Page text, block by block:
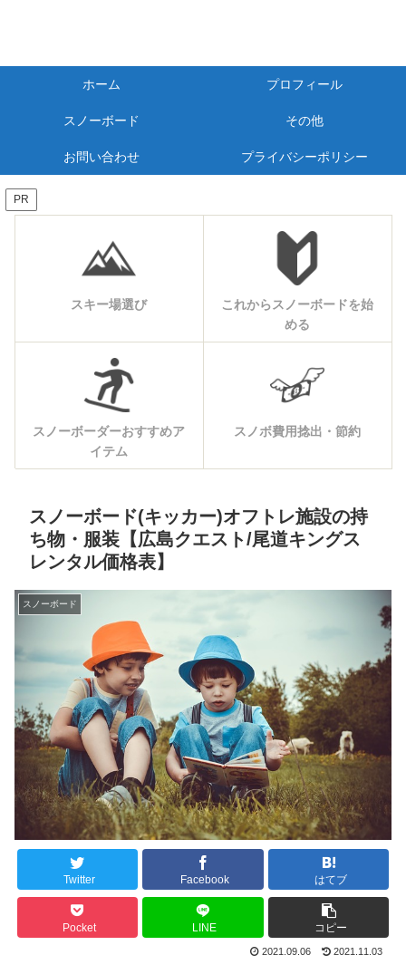
ホーム プロフィール
スノーボード その他
お問い合わせ プライバシーポリシー
PR
スキー場選び
これからスノーボードを始
める
スノーボーダーおすすめア
イテム
スノボ費用捻出・節約
スノーボード(キッカー)オフトレ施設の持
ち物・服装【広島クエスト/尾道キングス
レンタル価格表】
スノーボード
Twitter Facebook はてブ
Pocket LINE コピー
2021.09.06 2021.11.03